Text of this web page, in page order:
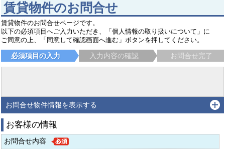
賃貸物件のお問合せ
賃貸物件のお問合せページです。
以下の必須項目へご入力いただき、「個人情報の取り扱いについて」に
ご同意の上、「同意して確認画面へ進む」ボタンを押してください。
必須項目の入力 入力内容の確認 お問合せ完了
お問合せ物件情報を表示する
お客様の情報
お問合せ内容